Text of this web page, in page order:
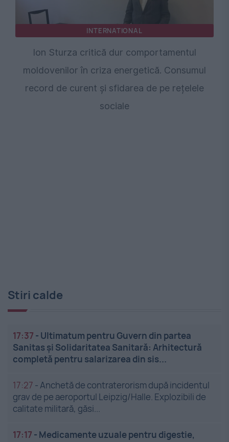
INTERNATIONAL
Ion Sturza critică dur comportamentul
moldovenilor în criza energetică. Consumul
record de curent și sfidarea de pe rețelele
sociale
Stiri calde
17:37 - Ultimatum pentru Guvern din partea
Sanitas și Solidaritatea Sanitară: Arhitectură
completă pentru salarizarea din sis...
17:27 - Anchetă de contraterorism după incidentul
grav de pe aeroportul Leipzig/Halle. Explozibili de
calitate militară, găsi...
17:17 - Medicamente uzuale pentru digestie,